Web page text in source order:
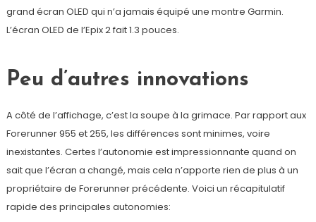
grand écran OLED qui n’a jamais équipé une montre Garmin.
L’écran OLED de l’Epix 2 fait 1.3 pouces.
Peu d’autres innovations
A côté de l’affichage, c’est la soupe à la grimace. Par rapport aux
Forerunner 955 et 255, les différences sont minimes, voire
inexistantes. Certes l’autonomie est impressionnante quand on
sait que l’écran a changé, mais cela n’apporte rien de plus à un
propriétaire de Forerunner précédente. Voici un récapitulatif
rapide des principales autonomies: